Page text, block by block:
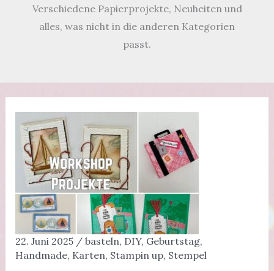
Verschiedene Papierprojekte, Neuheiten und
alles, was nicht in die anderen Kategorien
passt.
22. Juni 2025 / basteln, DIY, Geburtstag,
Handmade, Karten, Stampin up, Stempel